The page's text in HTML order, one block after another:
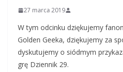
27 marca 2019
W tym odcinku dziękujemy
Golden Geeka, dziękujemy za
dyskutujemy o siódmym
grę Dziennik 29.